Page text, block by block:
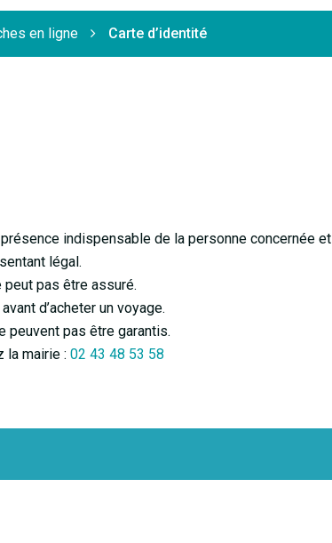
en ligne Carte d’identité
indispensable de la personne concernée et
légal.
pas être assuré.
d’acheter un voyage.
peuvent pas être garantis.
la mairie : 02 43 48 53 58